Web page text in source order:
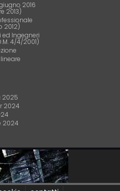
2016
2013)
2012)
Ingegneri
4/4/2001)
2025
2024
2024